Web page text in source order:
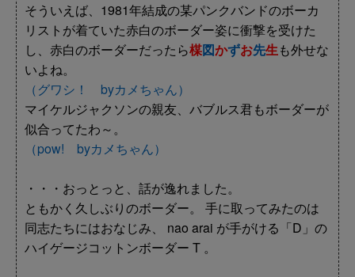
そういえば、1981年結成の某パンクバンドのボーカ
リストが着ていた赤白のボーダー姿に衝撃を受けた
し、赤白のボーダーだったら楳図かずお先生も外せな
いよね。
（グワシ！ byカメちゃん）
マイケルジャクソンの親友、バブルス君もボーダーが
似合ってたわ～。
（pow! byカメちゃん）
・・・おっとっと、話が逸れました。
ともかく久しぶりのボーダー。 手に取ってみたのは
同志たちにはおなじみ、 nao arai が手がける「D」の
ハイゲージコットンボーダー T 。